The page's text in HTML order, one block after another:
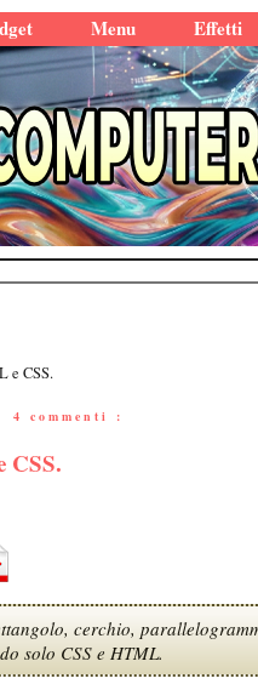
Menu Effetti
e CSS.
4 commenti :
CSS.
cerchio,
solo CSS e HTML.